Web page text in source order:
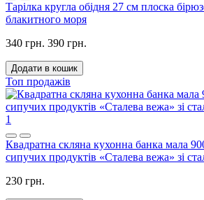
Тарілка кругла обідня 27 см плоска
блакитного моря
340 грн. 390 грн.
Додати в кошик
Топ продажів
1
Квадратна скляна кухонна банка мала
сипучих продуктів «Сталева вежа» зі
230 грн.